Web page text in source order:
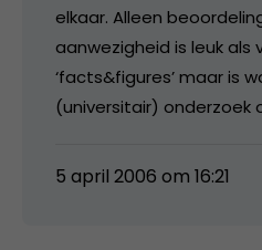
elkaar. Alleen
aanwezigheid is leuk als
‘facts&figures’ maar is
(universitair) onderzoek
5 april 2006 om 16:21